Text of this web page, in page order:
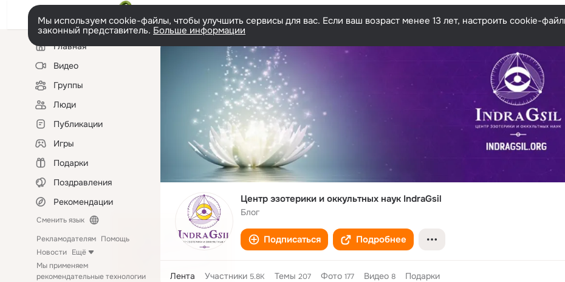
Мы используем cookie-файлы, чтобы улучшить сервисы для вас. Если ваш возраст менее 13 лет, настроить cookie-
законный представитель. Больше информации
Левая
колонкаГлавная
Видео
Группы
Люди
Публикации
Игры
Подарки
Поздравления
Рекомендации
Сменить язык
Рекламодателям Помощь
Новости Ещё
Мы применяем
рекомендательные технологии
Центр эзотерики и оккультных наук IndraGsil
Блог
Подписаться Подробнее
Лента Участники 5.8K Темы 207 Фото 177 Видео 8 Подарки